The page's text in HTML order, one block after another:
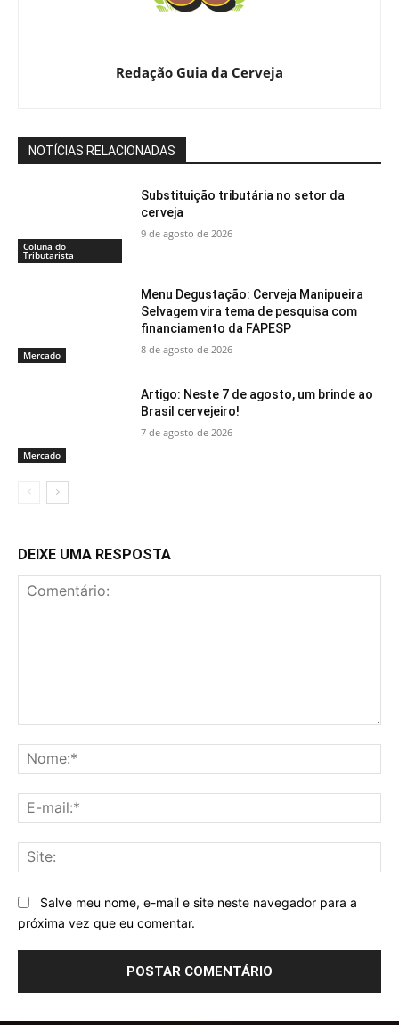
Redação Guia da Cerveja
NOTÍCIAS RELACIONADAS
Coluna do
Tributarista
Substituição tributária no setor da
cerveja
9 de agosto de 2026
Mercado
Menu Degustação: Cerveja Manipueira
Selvagem vira tema de pesquisa com
financiamento da FAPESP
8 de agosto de 2026
Mercado
Artigo: Neste 7 de agosto, um brinde ao
Brasil cervejeiro!
7 de agosto de 2026
DEIXE UMA RESPOSTA
Salve meu nome, e-mail e site neste navegador para a
próxima vez que eu comentar.